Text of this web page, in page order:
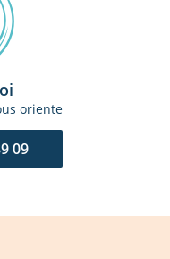
oriente
09